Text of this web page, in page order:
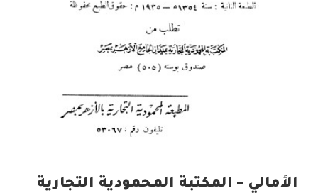
الأمالي – المكتبة المحمودية التجارية